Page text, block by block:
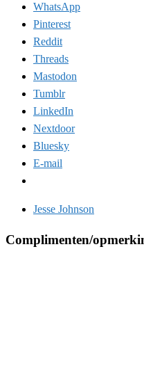
WhatsApp
Pinterest
Reddit
Threads
Mastodon
Tumblr
LinkedIn
Nextdoor
Bluesky
E-mail
Jesse Johnson
Complimenten/